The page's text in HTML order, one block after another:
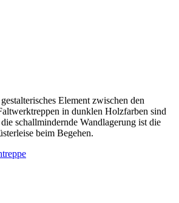
Element zwischen den
in dunklen Holzfarben sind
schallmindernde Wandlagerung ist die
beim Begehen.